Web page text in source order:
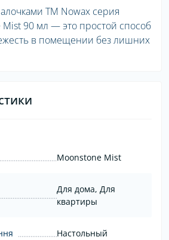
ТМ Nowax серия
Mist 90 мл — это простой способ
в помещении без лишних
Moonstone Mist
Для дома, Для
квартиры
Настольный